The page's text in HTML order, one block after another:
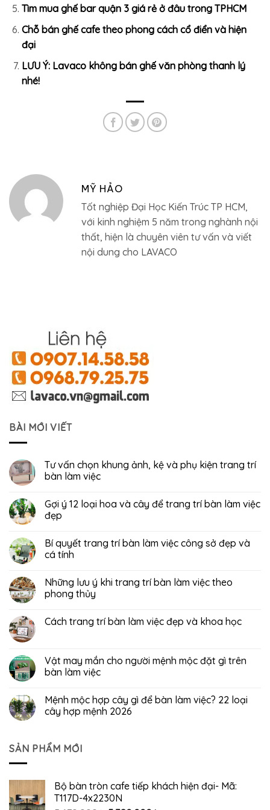
Tìm mua ghế bar quận 3 giá rẻ ở đâu trong TPHCM
Chỗ bán ghế cafe theo phong cách cổ điển và hiện
đại
LƯU Ý: Lavaco không bán ghế văn phòng thanh lý
nhé!
MỸ HẢO
Tốt nghiệp Đại Học Kiến Trúc TP HCM,
với kinh nghiệm 5 năm trong nghành nội
thất, hiện là chuyên viên tư vấn và viết
nội dung cho LAVACO
BÀI MỚI VIẾT
Tư vấn chọn khung ảnh, kệ và phụ kiện trang trí
bàn làm việc
Gợi ý 12 loại hoa và cây để trang trí bàn làm việc
đẹp
Bí quyết trang trí bàn làm việc công sở đẹp và
cá tính
Những lưu ý khi trang trí bàn làm việc theo
phong thủy
Cách trang trí bàn làm việc đẹp và khoa học
Vật may mắn cho người mệnh mộc đặt gì trên
bàn làm việc
Mệnh mộc hợp cây gì để bàn làm việc? 22 loại
cây hợp mệnh 2026
SẢN PHẨM MỚI
Bộ bàn tròn cafe tiếp khách hiện đại- Mã:
T117D-4x2230N